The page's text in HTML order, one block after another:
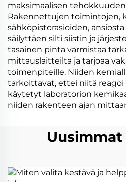
maksimaalisen
Rakennettujen toimintojen,
sähköpistorasioiden,
säilyttäen silti siistin ja
tasainen pinta varmistaa
mittauslaitteilta ja tarjoaa
toimenpiteille. Niiden
tarkoittavat, ettei niitä
käytetyt laboratorion
niiden rakenteen ajan